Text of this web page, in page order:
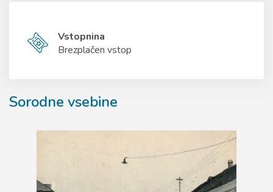
Vstopnina
Brezplačen vstop
Sorodne vsebine